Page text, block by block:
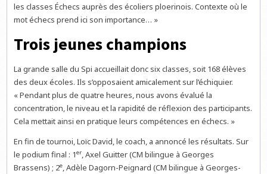
les classes Échecs auprès des écoliers ploerinois. Contexte où le
mot échecs prend ici son importance… »
Trois jeunes champions
La grande salle du Spi accueillait donc six classes, soit 168 élèves
des deux écoles. Ils s’opposaient amicalement sur l’échiquier.
« Pendant plus de quatre heures, nous avons évalué la
concentration, le niveau et la rapidité de réflexion des participants.
Cela mettait ainsi en pratique leurs compétences en échecs. »
En fin de tournoi, Loïc David, le coach, a annoncé les résultats. Sur
le podium final : 1er, Axel Guitter (CM bilingue à Georges
Brassens) ; 2e, Adèle Dagorn-Peignard (CM bilingue à Georges-